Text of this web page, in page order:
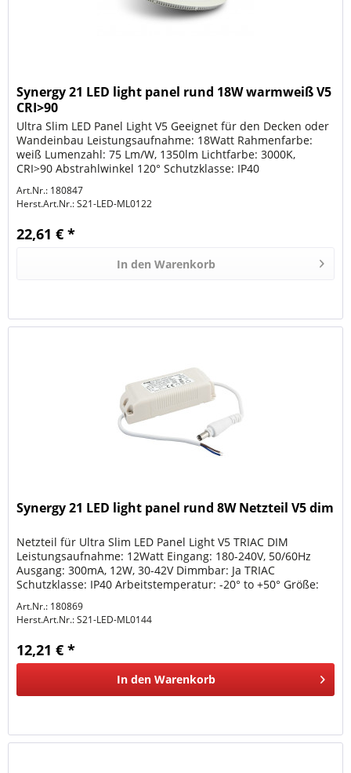
Synergy 21 LED light panel rund 18W warmweiß V5
CRI>90
Ultra Slim LED Panel Light V5 Geeignet für den Decken oder
Wandeinbau Leistungsaufnahme: 18Watt Rahmenfarbe:
weiß Lumenzahl: 75 Lm/W, 1350lm Lichtfarbe: 3000K,
CRI>90 Abstrahlwinkel 120° Schutzklasse: IP40
Art.Nr.: 180847
Herst.Art.Nr.:S21-LED-ML0122
22,61 € *
In den Warenkorb
Synergy 21 LED light panel rund 8W Netzteil V5 dim
Netzteil für Ultra Slim LED Panel Light V5 TRIAC DIM
Leistungsaufnahme: 12Watt Eingang: 180-240V, 50/60Hz
Ausgang: 300mA, 12W, 30-42V Dimmbar: Ja TRIAC
Schutzklasse: IP40 Arbeitstemperatur: -20° to +50° Größe:
Art.Nr.: 180869
Herst.Art.Nr.:S21-LED-ML0144
12,21 € *
In den Warenkorb